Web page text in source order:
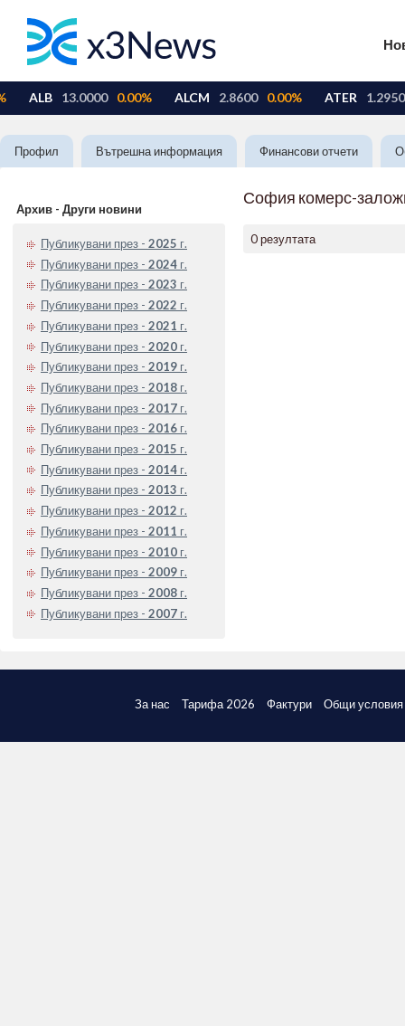
Профил Вътрешна информация Финансови отчети
Архив - Други новини
Публикувани през - 2025 г.
Публикувани през - 2024 г.
Публикувани през - 2023 г.
Публикувани през - 2022 г.
Публикувани през - 2021 г.
Публикувани през - 2020 г.
Публикувани през - 2019 г.
Публикувани през - 2018 г.
Публикувани през - 2017 г.
Публикувани през - 2016 г.
Публикувани през - 2015 г.
Публикувани през - 2014 г.
Публикувани през - 2013 г.
Публикувани през - 2012 г.
Публикувани през - 2011 г.
Публикувани през - 2010 г.
Публикувани през - 2009 г.
Публикувани през - 2008 г.
Публикувани през - 2007 г.
София комерс-
0 резултата
За нас Тарифа 2026 Фактури Общи условия